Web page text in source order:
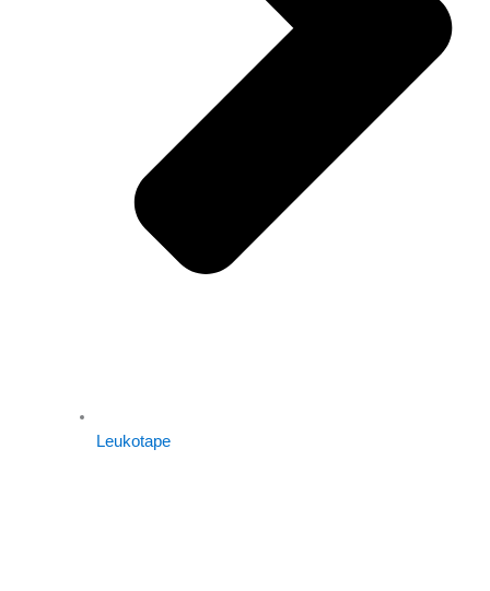
Leukotape